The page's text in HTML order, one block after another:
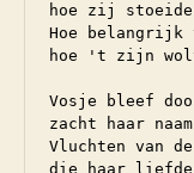
hoe zij
Hoe belangrijk
hoe 't zijn
Vosje bleef
zacht haar
Vluchten van
die haar